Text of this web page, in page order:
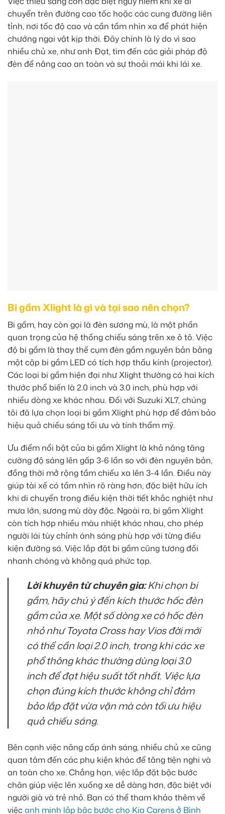
chuyển trên đường cao tốc hoặc các cung đường liên
tỉnh, nơi tốc độ cao và cần tầm nhìn xa để phát hiện
chướng ngại vật kịp thời. Đây chính là lý do vì sao
nhiều chủ xe, như anh Đạt, tìm đến các giải pháp độ
đèn để nâng cao an toàn và sự thoải mái khi lái xe.
Bi gầm Xlight là gì và tại sao nên chọn?
Bi gầm, hay còn gọi là đèn sương mù, là một phần
quan trọng của hệ thống chiếu sáng trên xe ô tô. Việc
độ bi gầm là thay thế cụm đèn gầm nguyên bản bằng
một cặp bi gầm LED có tích hợp thấu kính (projector).
Các loại bi gầm hiện đại như Xlight thường có hai kích
thước phổ biến là 2.0 inch và 3.0 inch, phù hợp với
nhiều dòng xe khác nhau. Đối với Suzuki XL7, chúng
tôi đã lựa chọn loại bi gầm Xlight phù hợp để đảm bảo
hiệu quả chiếu sáng tối ưu và tính thẩm mỹ.
Ưu điểm nổi bật của bi gầm Xlight là khả năng tăng
cường độ sáng lên gấp 3-6 lần so với đèn nguyên bản,
đồng thời mở rộng tầm chiếu xa lên 3-4 lần. Điều này
giúp tài xế có tầm nhìn rõ ràng hơn, đặc biệt hữu ích
khi di chuyển trong điều kiện thời tiết khắc nghiệt như
mưa lớn, sương mù dày đặc. Ngoài ra, bi gầm Xlight
còn tích hợp nhiều màu nhiệt khác nhau, cho phép
người lái tùy chỉnh ánh sáng phù hợp với từng điều
kiện đường sá. Việc lắp đặt bi gầm cũng tương đối
nhanh chóng và không quá phức tạp.
Lời khuyên từ chuyên gia:Khi chọn bi
gầm, hãy chú ý đến kích thước hốc đèn
gầm của xe. Một số dòng xe có hốc đèn
nhỏ như Toyota Cross hay Vios đời mới
có thể cần loại 2.0 inch, trong khi các xe
phổ thông khác thường dùng loại 3.0
inch để đạt hiệu suất tốt nhất. Việc lựa
chọn đúng kích thước không chỉ đảm
bảo lắp đặt vừa vặn mà còn tối ưu hiệu
quả chiếu sáng.
Bên cạnh việc nâng cấp ánh sáng, nhiều chủ xe cũng
quan tâm đến các phụ kiện khác để tăng tiện nghi và
an toàn cho xe. Chẳng hạn, việc lắp đặt bậc bước
chân giúp việc lên xuống xe dễ dàng hơn, đặc biệt với
người già và trẻ nhỏ. Bạn có thể tham khảo thêm về
việcanh minh lắp bậc bước cho Kia Carens ở Bình